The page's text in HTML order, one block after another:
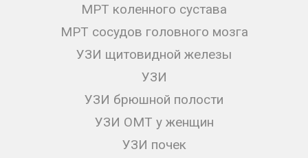
МРТ коленного сустава
МРТ сосудов головного мозга
УЗИ щитовидной железы
УЗИ
УЗИ брюшной полости
УЗИ ОМТ у женщин
УЗИ почек